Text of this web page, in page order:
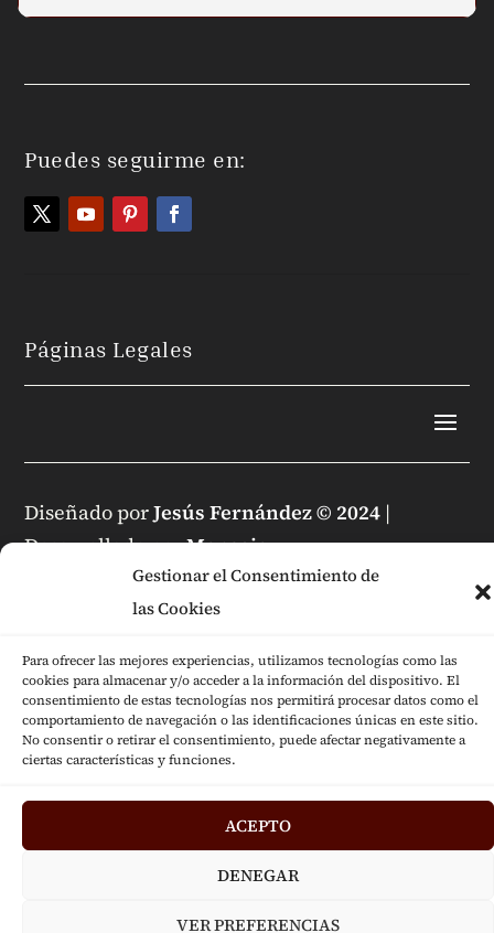
Gestionar el Consentimiento de
las Cookies
Para ofrecer las mejores experiencias, utilizamos tecnologías como las
cookies para almacenar y/o acceder a la información del dispositivo. El
consentimiento de estas tecnologías nos permitirá procesar datos como el
comportamiento de navegación o las identificaciones únicas en este sitio.
No consentir o retirar el consentimiento, puede afectar negativamente a
ciertas características y funciones.
ACEPTO
DENEGAR
VER PREFERENCIAS
Puedes seguirme en:
Páginas Legales
Diseñado porJesús Fernández © 2024 |
Desarrollado porMensaje